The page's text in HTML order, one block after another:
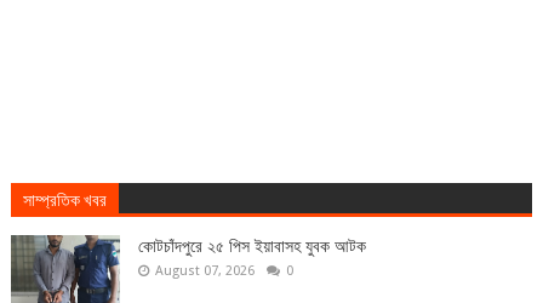
সাম্প্রতিক খবর
কোটচাঁদপুরে ২৫ পিস ইয়াবাসহ যুবক আটক
August 07, 2026 0